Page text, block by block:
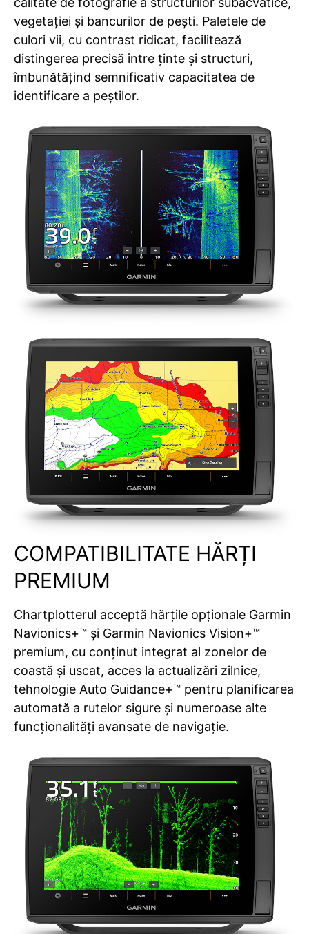
vegetației și bancurilor de pești. Paletele de
culori vii, cu contrast ridicat, facilitează
distingerea precisă între ținte și structuri,
îmbunătățind semnificativ capacitatea de
identificare a peștilor.
COMPATIBILITATE HĂRȚI
PREMIUM
Chartplotterul acceptă hărțile opționale Garmin
Navionics+™ și Garmin Navionics Vision+™
premium, cu conținut integrat al zonelor de
coastă și uscat, acces la actualizări zilnice,
tehnologie Auto Guidance+™ pentru planificarea
automată a rutelor sigure și numeroase alte
funcționalități avansate de navigație.